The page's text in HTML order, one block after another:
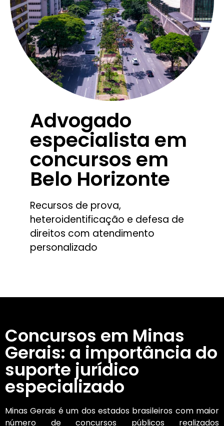
Advogado
especialista em
concursos em
Belo Horizonte
Recursos de prova,
heteroidentificação e defesa de
direitos com atendimento
personalizado
Concursos em Minas
Gerais: a importância do
suporte jurídico
especializado
Minas Gerais é um dos estados brasileiros com maior
número de concursos públicos realizados